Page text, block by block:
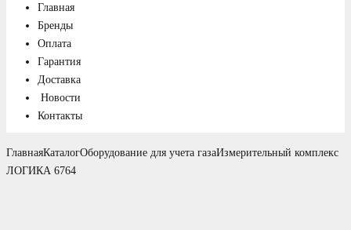
Главная
Бренды
Оплата
Гарантия
Доставка
Новости
Контакты
ГлавнаяКаталогОборудование для учета газаИзмерительный комплекс
ЛОГИКА 6764